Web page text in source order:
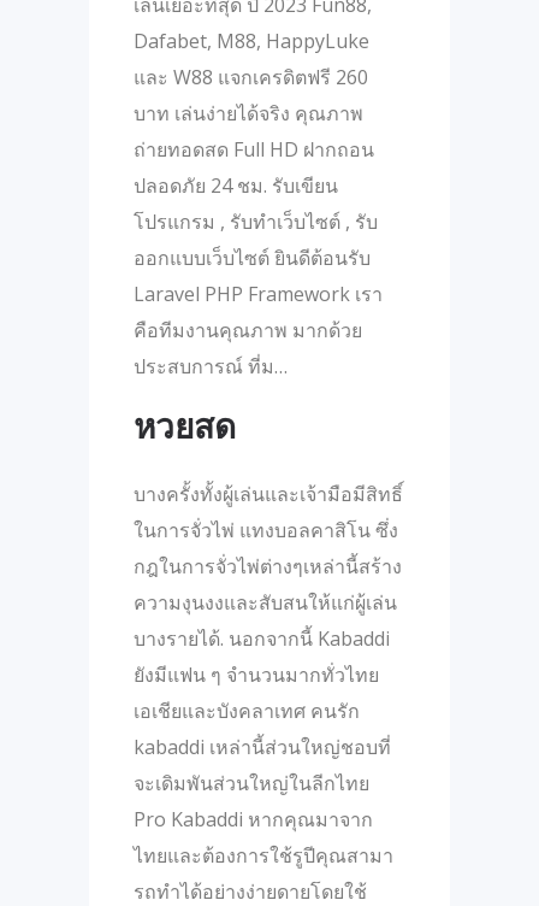
Dafabet, M88, HappyLuke
และ W88 แจกเครดิตฟรี 260
บาท เล่นง่ายได้จริง คุณภาพ
ถ่ายทอดสด Full HD ฝากถอน
ปลอดภัย 24 ชม. รับเขียน
โปรแกรม , รับทำเว็บไซต์ , รับ
ออกแบบเว็บไซต์ ยินดีต้อนรับ
Laravel PHP Framework เรา
คือทีมงานคุณภาพ มากด้วย
ประสบการณ์ ที่ม…
หวยสด
บางครั้งทั้งผู้เล่นและเจ้ามือมีสิทธิ์
ในการจั่วไพ่ แทงบอลคาสิโน ซึ่ง
กฎในการจั่วไพ่ต่างๆเหล่านี้สร้าง
ความงุนงงและสับสนให้แก่ผู้เล่น
บางรายได้. นอกจากนี้ Kabaddi
ยังมีแฟน ๆ จํานวนมากทั่วไทย
เอเชียและบังคลาเทศ คนรัก
kabaddi เหล่านี้ส่วนใหญ่ชอบที่
จะเดิมพันส่วนใหญ่ในลีกไทย
Pro Kabaddi หากคุณมาจาก
ไทยและต้องการใช้รูปีคุณสามา
รถทําได้อย่างง่ายดายโดยใช้